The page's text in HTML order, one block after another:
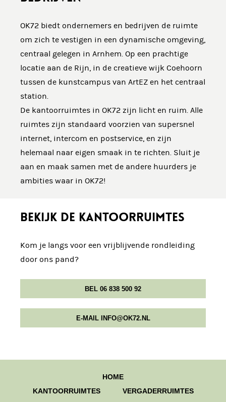
OK72 biedt ondernemers en bedrijven de ruimte
om zich te vestigen in een dynamische omgeving,
centraal gelegen in Arnhem. Op een prachtige
locatie aan de Rijn, in de creatieve wijk Coehoorn
tussen de kunstcampus van ArtEZ en het centraal
station.
De kantoorruimtes in OK72 zijn licht en ruim. Alle
ruimtes zijn standaard voorzien van supersnel
internet, intercom en postservice, en zijn
helemaal naar eigen smaak in te richten. Sluit je
aan en maak samen met de andere huurders je
ambities waar in OK72!
BEKIJK DE KANTOORRUIMTES
Kom je langs voor een vrijblijvende rondleiding
door ons pand?
BEL 06 838 500 92
E-MAIL INFO@OK72.NL
HOME
KANTOORRUIMTES
VERGADERRUIMTES